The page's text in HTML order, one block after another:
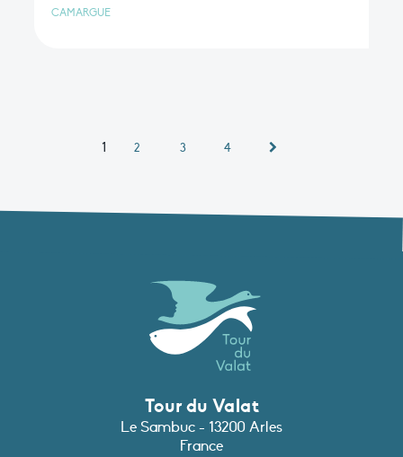
CAMARGUE
1 2 3 4
Tour du Valat
Le Sambuc - 13200 Arles
France